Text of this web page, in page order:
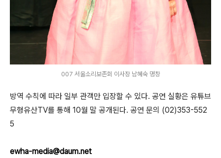
007 서울소리보존회 이사장 남혜숙 명창
방역 수칙에 따라 일부 관객만 입장할 수 있다. 공연 실황은 유튜브
무형유산TV를 통해 10월 말 공개된다. 공연 문의 (02)353-552
5
ewha-media@daum.net